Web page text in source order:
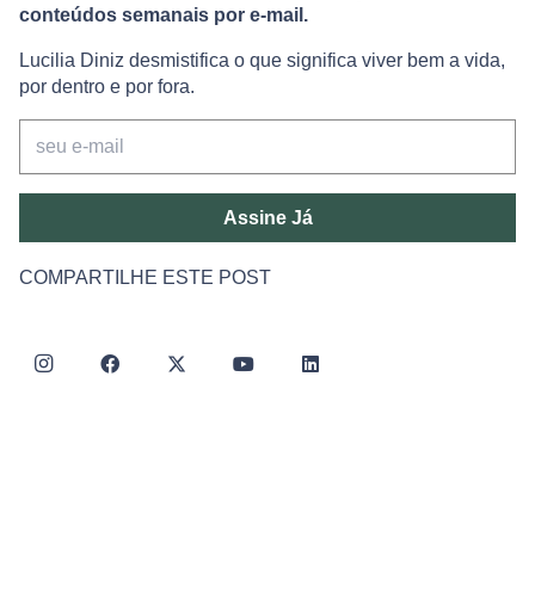
conteúdos semanais por e-mail.
Lucilia Diniz desmistifica o que significa viver bem a vida,
por dentro e por fora.
Assine Já
COMPARTILHE ESTE POST